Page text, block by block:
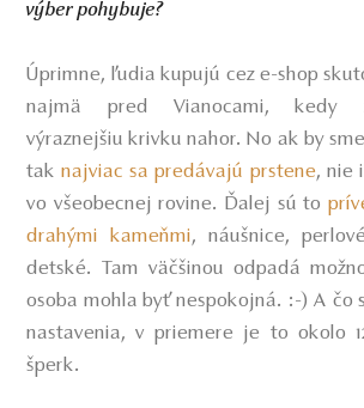
výber pohybuje?
Úprimne, ľudia kupujú cez e-shop
najmä pred Vianocami, kedy
výraznejšiu krivku nahor. No ak by
taknajviac sa predávajú prstene, nie
vo všeobecnej rovine. Ďalej sú to
drahými kameňmi, náušnice,
detské. Tam väčšinou odpadá
osoba mohla byť nespokojná. :-) A čo
nastavenia, v priemere je to okolo
šperk.